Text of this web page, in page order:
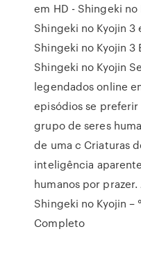
em HD - Shingeki no
Shingeki no Kyojin
Shingeki no Kyojin 3
Shingeki no Kyojin
legendados online
episódios se
grupo de seres
de uma c Criaturas
inteligência
humanos por
Shingeki no Kyojin –
Completo